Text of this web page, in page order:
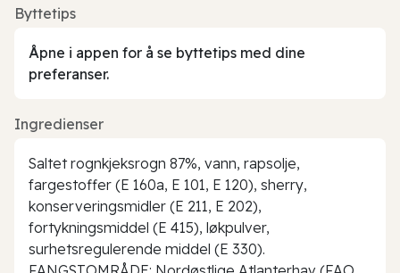
Byttetips
Åpne i appen for å se byttetips med dine
preferanser.
Ingredienser
Saltet rognkjeksrogn 87%, vann, rapsolje,
fargestoffer (E 160a, E 101, E 120), sherry,
konserveringsmidler (E 211, E 202),
fortykningsmiddel (E 415), løkpulver,
surhetsregulerende middel (E 330).